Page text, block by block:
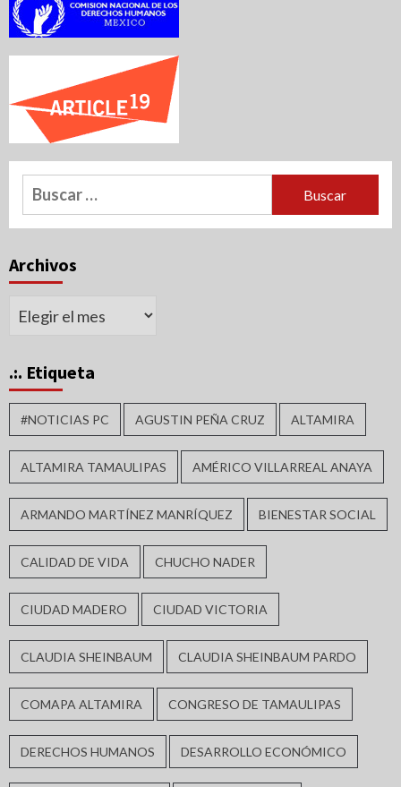
Buscar:
Archivos
Archivos
.:. Etiqueta
#NOTICIAS PC AGUSTIN PEÑA CRUZ ALTAMIRA
ALTAMIRA TAMAULIPAS AMÉRICO VILLARREAL ANAYA
ARMANDO MARTÍNEZ MANRÍQUEZ BIENESTAR SOCIAL
CALIDAD DE VIDA CHUCHO NADER
CIUDAD MADERO CIUDAD VICTORIA
CLAUDIA SHEINBAUM CLAUDIA SHEINBAUM PARDO
COMAPA ALTAMIRA CONGRESO DE TAMAULIPAS
DERECHOS HUMANOS DESARROLLO ECONÓMICO